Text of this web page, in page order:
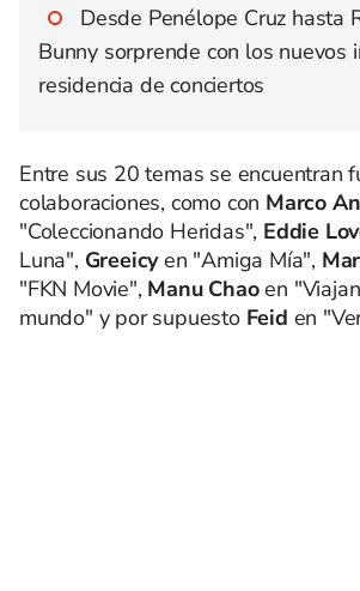
Desde Penélope Cruz hasta
Bunny sorprende con los nuevos
residencia de conciertos
Entre sus 20 temas se encuentran
colaboraciones, como con Marco
"Coleccionando Heridas", Eddie
Luna", Greeicyen "Amiga Mía",
"FKN Movie", Manu Chaoen
mundo" y por supuesto Feid en